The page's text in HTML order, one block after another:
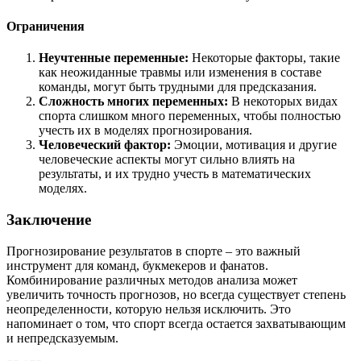
Ограничения
Неучтенные переменные: Некоторые факторы, такие
как неожиданные травмы или изменения в составе
команды, могут быть трудными для предсказания.
Сложность многих переменных: В некоторых видах
спорта слишком много переменных, чтобы полностью
учесть их в моделях прогнозирования.
Человеческий фактор: Эмоции, мотивация и другие
человеческие аспекты могут сильно влиять на
результаты, и их трудно учесть в математических
моделях.
Заключение
Прогнозирование результатов в спорте – это важный
инструмент для команд, букмекеров и фанатов.
Комбинирование различных методов анализа может
увеличить точность прогнозов, но всегда существует степень
неопределенности, которую нельзя исключить. Это
напоминает о том, что спорт всегда остается захватывающим
и непредсказуемым.